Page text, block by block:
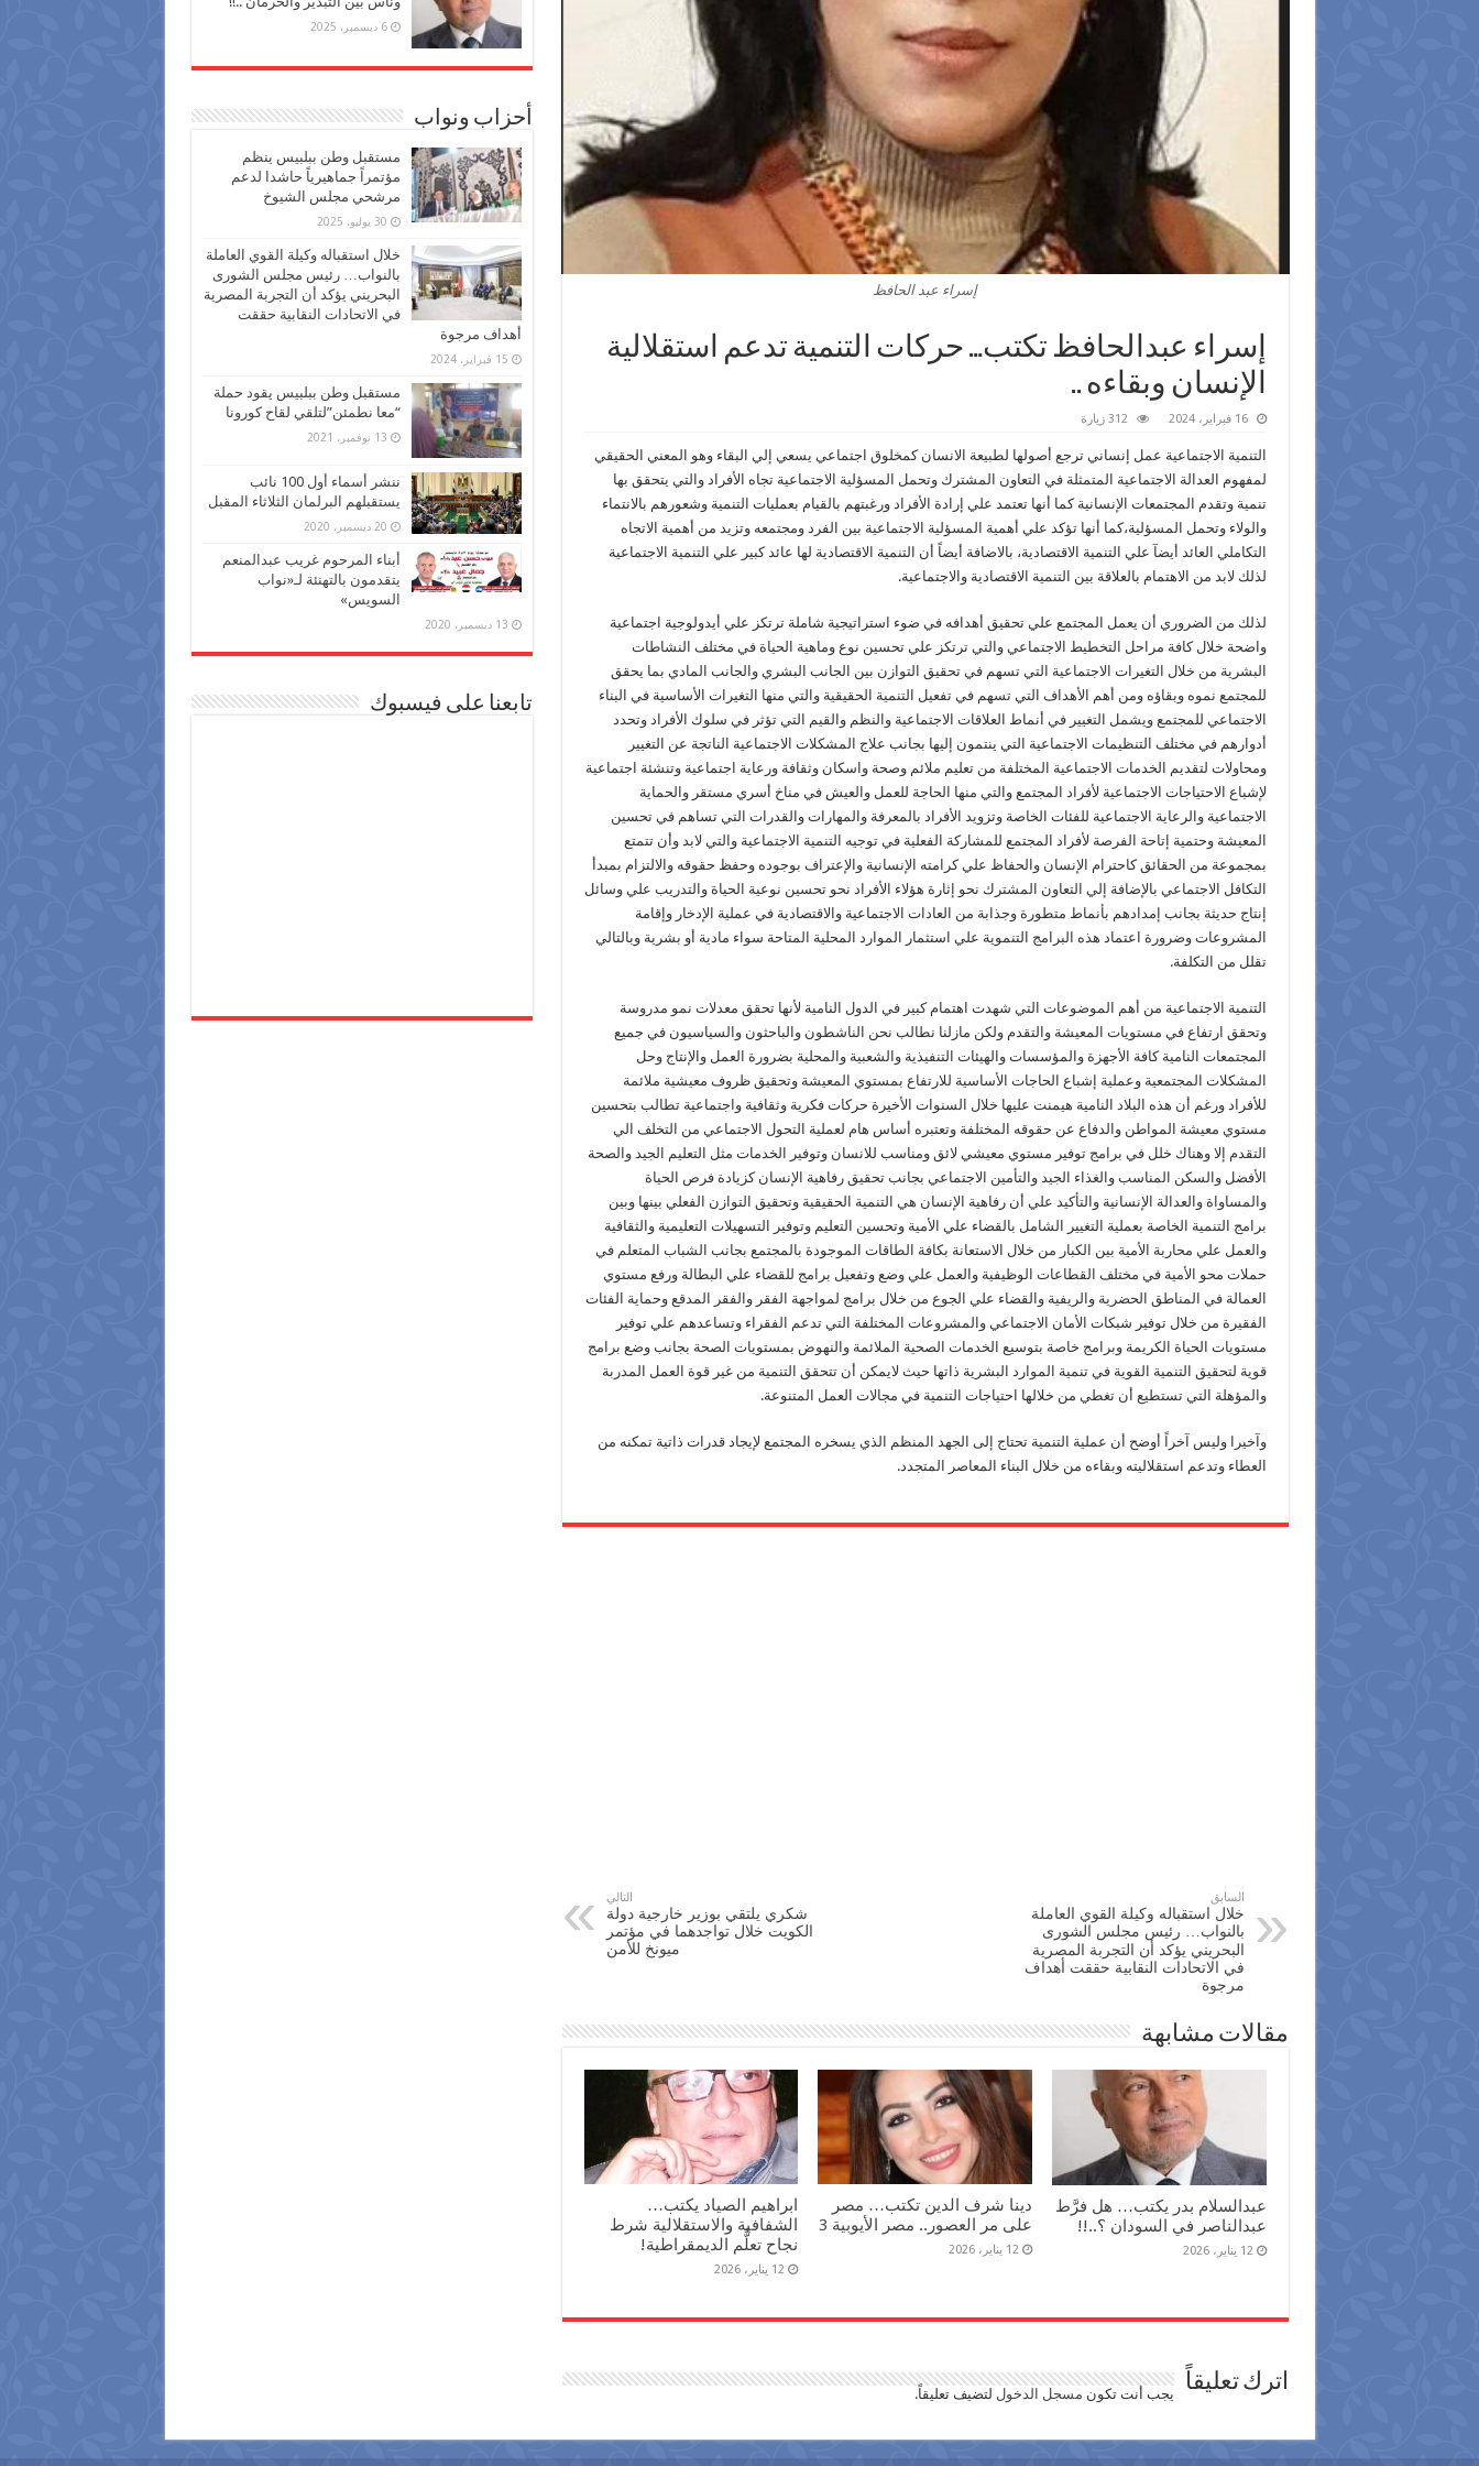
إسراء عبد الحافظ
إسراء عبدالحافظ تكتب… حركات التنمية تدعم استقلالية
الإنسان وبقاءه ..
16 فبراير، 2024 312 زيارة
التنمية الاجتماعية عمل إنساني ترجع أصولها لطبيعة الانسان كمخلوق اجتماعي يسعي إلي البقاء وهو المعني الحقيقي
لمفهوم العدالة الاجتماعية المتمثلة في التعاون المشترك وتحمل المسؤلية الاجتماعية تجاه الأفراد والتي يتحقق بها
تنمية وتقدم المجتمعات الإنسانية كما أنها تعتمد علي إرادة الأفراد ورغبتهم بالقيام بعمليات التنمية وشعورهم بالانتماء
والولاء وتحمل المسؤلية،كما أنها تؤكد علي أهمية المسؤلية الاجتماعية بين الفرد ومجتمعه وتزيد من أهمية الاتجاه
التكاملي العائد أيضآ علي التنمية الاقتصادية، بالاضافة أيضاً أن التنمية الاقتصادية لها عائد كبير علي التنمية الاجتماعية
لذلك لابد من الاهتمام بالعلاقة بين التنمية الاقتصادية والاجتماعية.
لذلك من الضروري أن يعمل المجتمع علي تحقيق أهدافه في ضوء استراتيجية شاملة ترتكز علي أيدولوجية اجتماعية
واضحة خلال كافة مراحل التخطيط الاجتماعي والتي ترتكز علي تحسين نوع وماهية الحياة في مختلف النشاطات
البشرية من خلال التغيرات الاجتماعية التي تسهم في تحقيق التوازن بين الجانب البشري والجانب المادي بما يحقق
للمجتمع نموه وبقاؤه ومن أهم الأهداف التي تسهم في تفعيل التنمية الحقيقية والتي منها التغيرات الأساسية في البناء
الاجتماعي للمجتمع ويشمل التغيير في أنماط العلاقات الاجتماعية والنظم والقيم التي تؤثر في سلوك الأفراد وتحدد
أدوارهم في مختلف التنظيمات الاجتماعية التي ينتمون إليها بجانب علاج المشكلات الاجتماعية الناتجة عن التغيير
ومحاولات لتقديم الخدمات الاجتماعية المختلفة من تعليم ملائم وصحة واسكان وثقافة ورعاية اجتماعية وتنشئة اجتماعية
لإشباع الاحتياجات الاجتماعية لأفراد المجتمع والتي منها الحاجة للعمل والعيش في مناخ أسري مستقر والحماية
الاجتماعية والرعاية الاجتماعية للفئات الخاصة وتزويد الأفراد بالمعرفة والمهارات والقدرات التي تساهم في تحسين
المعيشة وحتمية إتاحة الفرصة لأفراد المجتمع للمشاركة الفعلية في توجيه التنمية الاجتماعية والتي لابد وأن تتمتع
بمجموعة من الحقائق كاحترام الإنسان والحفاظ علي كرامته الإنسانية والإعتراف بوجوده وحفظ حقوقه والالتزام بمبدأ
التكافل الاجتماعي بالإضافة إلي التعاون المشترك نحو إثارة هؤلاء الأفراد نحو تحسين نوعية الحياة والتدريب علي وسائل
إنتاج حديثة بجانب إمدادهم بأنماط متطورة وجذابة من العادات الاجتماعية والاقتصادية في عملية الإدخار وإقامة
المشروعات وضرورة اعتماد هذه البرامج التنموية علي استثمار الموارد المحلية المتاحة سواء مادية أو بشرية وبالتالي
تقلل من التكلفة.
التنمية الاجتماعية من أهم الموضوعات التي شهدت اهتمام كبير في الدول النامية لأنها تحقق معدلات نمو مدروسة
وتحقق ارتفاع في مستويات المعيشة والتقدم ولكن مازلنا نطالب نحن الناشطون والباحثون والسياسيون في جميع
المجتمعات النامية كافة الأجهزة والمؤسسات والهيئات التنفيذية والشعبية والمحلية بضرورة العمل والإنتاج وحل
المشكلات المجتمعية وعملية إشباع الحاجات الأساسية للارتفاع بمستوي المعيشة وتحقيق ظروف معيشية ملائمة
للأفراد ورغم أن هذه البلاد النامية هيمنت عليها خلال السنوات الأخيرة حركات فكرية وثقافية واجتماعية تطالب بتحسين
مستوي معيشة المواطن والدفاع عن حقوقه المختلفة وتعتبره أساس هام لعملية التحول الاجتماعي من التخلف الي
التقدم إلا وهناك خلل في برامج توفير مستوي معيشي لائق ومناسب للانسان وتوفير الخدمات مثل التعليم الجيد والصحة
الأفضل والسكن المناسب والغذاء الجيد والتأمين الاجتماعي بجانب تحقيق رفاهية الإنسان كزيادة فرص الحياة
والمساواة والعدالة الإنسانية والتأكيد علي أن رفاهية الإنسان هي التنمية الحقيقية وتحقيق التوازن الفعلي بينها وبين
برامج التنمية الخاصة بعملية التغيير الشامل بالقضاء علي الأمية وتحسين التعليم وتوفير التسهيلات التعليمية والثقافية
والعمل علي محاربة الأمية بين الكبار من خلال الاستعانة بكافة الطاقات الموجودة بالمجتمع بجانب الشباب المتعلم في
حملات محو الأمية في مختلف القطاعات الوظيفية والعمل علي وضع وتفعيل برامج للقضاء علي البطالة ورفع مستوي
العمالة في المناطق الحضرية والريفية والقضاء علي الجوع من خلال برامج لمواجهة الفقر والفقر المدقع وحماية الفئات
الفقيرة من خلال توفير شبكات الأمان الاجتماعي والمشروعات المختلفة التي تدعم الفقراء وتساعدهم علي توفير
مستويات الحياة الكريمة وبرامج خاصة بتوسيع الخدمات الصحية الملائمة والنهوض بمستويات الصحة بجانب وضع برامج
قوية لتحقيق التنمية القوية في تنمية الموارد البشرية ذاتها حيث لايمكن أن تتحقق التنمية من غير قوة العمل المدربة
والمؤهلة التي تستطيع أن تغطي من خلالها احتياجات التنمية في مجالات العمل المتنوعة.
وآخيرا وليس آخراً أوضح أن عملية التنمية تحتاج إلى الجهد المنظم الذي يسخره المجتمع لإيجاد قدرات ذاتية تمكنه من
العطاء وتدعم استقلاليته وبقاءه من خلال البناء المعاصر المتجدد.
السابق
خلال استقباله وكيلة القوي العاملة
بالنواب… رئيس مجلس الشورى
البحريني يؤكد أن التجربة المصرية
في الاتحادات النقابية حققت أهداف
مرجوة
التالي
شكري يلتقي بوزير خارجية دولة
الكويت خلال تواجدهما في مؤتمر
ميونخ للأمن
مقالات مشابهة
عبدالسلام بدر يكتب… هل فرَّط
عبدالناصر في السودان ؟..!!
12 يناير، 2026
دينا شرف الدين تكتب… مصر
على مر العصور.. مصر الأيوبية 3
12 يناير، 2026
ابراهيم الصياد يكتب…
الشفافية والاستقلالية شرط
نجاح تعلُّم الديمقراطية!
12 يناير، 2026
اترك تعليقاً يجب أنت تكون مسجل الدخول لتضيف تعليقاً.
6 ديسمبر، 2025
أحزاب ونواب
مستقبل وطن ببلبيس ينظم
مؤتمراً جماهيرياً حاشدا لدعم
مرشحي مجلس الشيوخ
30 يوليو، 2025
خلال استقباله وكيلة القوي العاملة
بالنواب… رئيس مجلس الشورى
البحريني يؤكد أن التجربة المصرية
في الاتحادات النقابية حققت
أهداف مرجوة
15 فبراير، 2024
مستقبل وطن ببلبيس يقود حملة
“معا نطمئن”لتلقي لقاح كورونا
13 نوفمبر، 2021
ننشر أسماء أول 100 نائب
يستقبلهم البرلمان الثلاثاء المقبل
20 ديسمبر، 2020
أبناء المرحوم غريب عبدالمنعم
يتقدمون بالتهنئة لـ«نواب
السويس»
13 ديسمبر، 2020
تابعنا على فيسبوك